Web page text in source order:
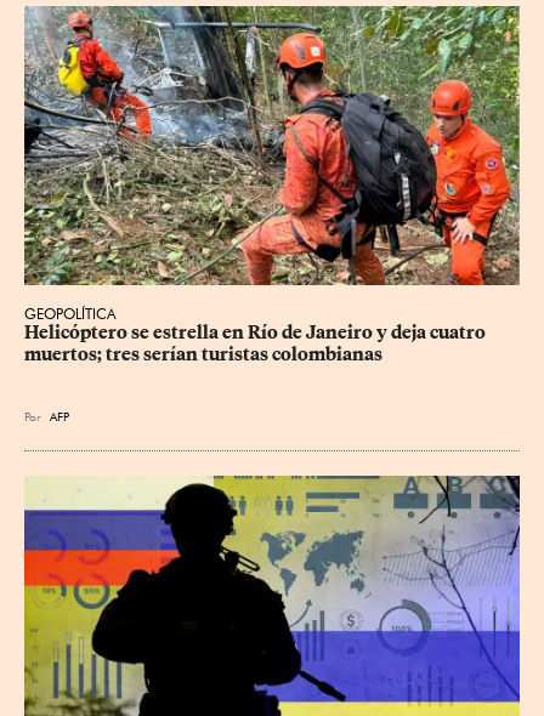
GEOPOLÍTICA
Helicóptero se estrella en Río de Janeiro y deja cuatro
muertos; tres serían turistas colombianas
Por AFP